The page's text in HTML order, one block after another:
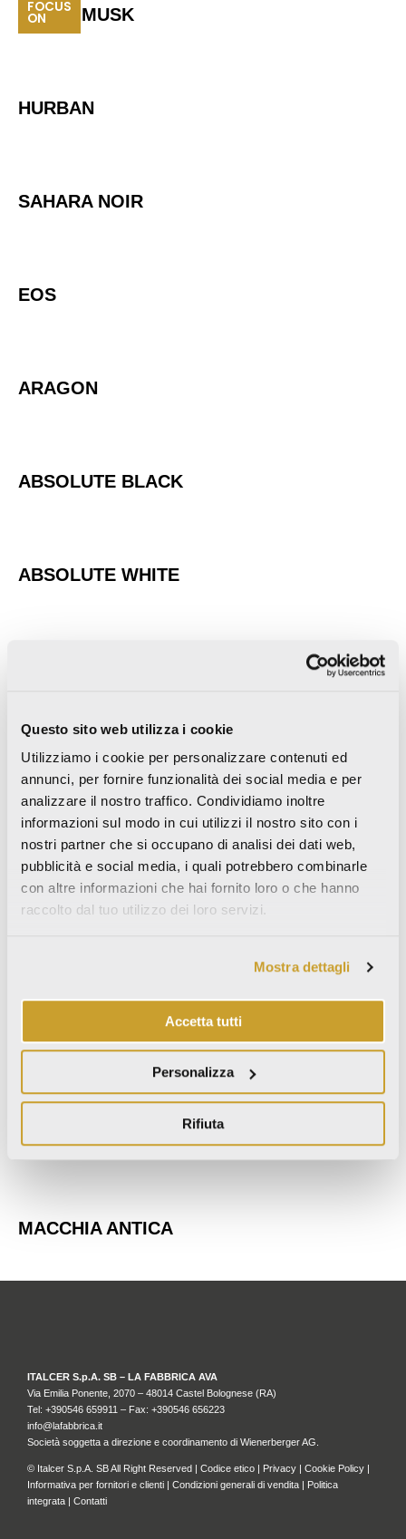
Questo sito web utilizza i cookie
Utilizziamo i cookie per personalizzare contenuti ed
annunci, per fornire funzionalità dei social media e per
analizzare il nostro traffico. Condividiamo inoltre
informazioni sul modo in cui utilizzi il nostro sito con i
nostri partner che si occupano di analisi dei dati web,
pubblicità e social media, i quali potrebbero combinarle
con altre informazioni che hai fornito loro o che hanno
raccolto dal tuo utilizzo dei loro servizi.
Mostra dettagli
Accetta tutti
Personalizza
Rifiuta
FOCUS
ON
WHITE MUSK
HURBAN
SAHARA NOIR
EOS
ARAGON
ABSOLUTE BLACK
ABSOLUTE WHITE
CALACATTA ORO
MAGELLANO
METAL CORTEN
STATUARIO REALE
MACCHIA ANTICA
ITALCER S.p.A. SB – LA FABBRICA AVA
Via Emilia Ponente, 2070 – 48014 Castel Bolognese (RA)
Tel: +390546 659911 – Fax: +390546 656223
info@lafabbrica.it
Società soggetta a direzione e coordinamento di Wienerberger AG.
© Italcer S.p.A. SB All Right Reserved | Codice etico | Privacy | Cookie Policy |
Informativa per fornitori e clienti | Condizioni generali di vendita | Politica
integrata | Contatti